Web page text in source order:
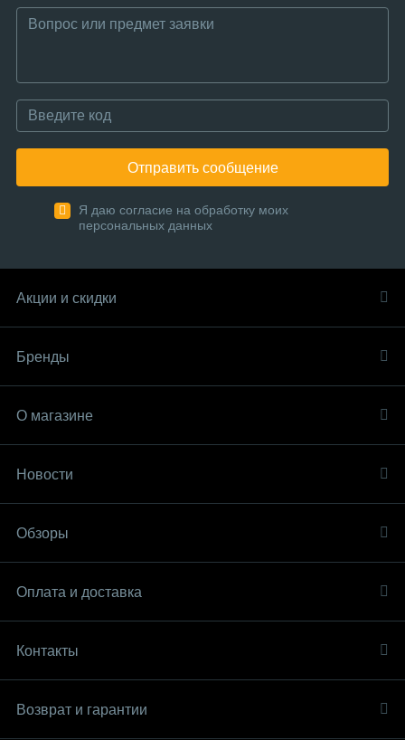
Отправить сообщение
Я даю согласие на обработку моих
персональных данных
Акции и скидки
Бренды
О магазине
Новости
Обзоры
Оплата и доставка
Контакты
Возврат и гарантии